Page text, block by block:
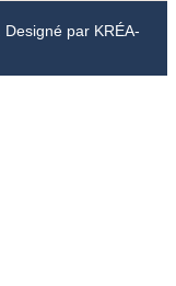
Designé par KRÉA-